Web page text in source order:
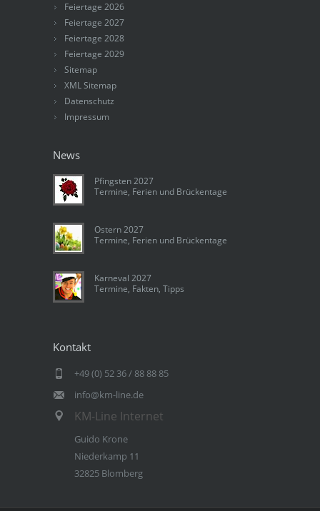
Feiertage 2026
Feiertage 2027
Feiertage 2028
Feiertage 2029
Sitemap
XML Sitemap
Datenschutz
Impressum
News
Pfingsten 2027
Termine, Ferien und Brückentage
Ostern 2027
Termine, Ferien und Brückentage
Karneval 2027
Termine, Fakten, Tipps
Kontakt
+49 (0) 52 36 / 88 88 85
info@km-line.de
KM-Line Internet
Guido Krone
Niederkamp 11
32825 Blomberg